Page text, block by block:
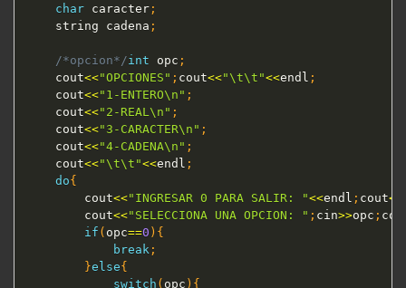
char caracter ;
	string cadena
;
/*opcion*/int opc ;
	cout
<<"OPCIONES" ; cout<<"\t\t"<<endl ;
	cout
<<"1-ENTERO\n" ;
	cout
<<"2-REAL\n" ;
	cout
<<"3-CARACTER\n" ;
	cout
<<"4-CADENA\n" ;
	cout
<<"\t\t"<<endl ;
do{
		cout
<<"INGRESAR 0 PARA SALIR: "<<endl ; cout<<
		cout
<<"SELECCIONA UNA OPCION: " ; cin>>opc ;
if ( opc==0 ) {
break ;
}else{
switch ( opc ) {